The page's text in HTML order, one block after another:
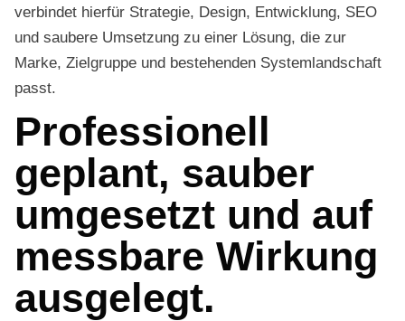
verbindet hierfür Strategie, Design, Entwicklung, SEO
und saubere Umsetzung zu einer Lösung, die zur
Marke, Zielgruppe und bestehenden Systemlandschaft
passt.
Professionell
geplant, sauber
umgesetzt und auf
messbare Wirkung
ausgelegt.